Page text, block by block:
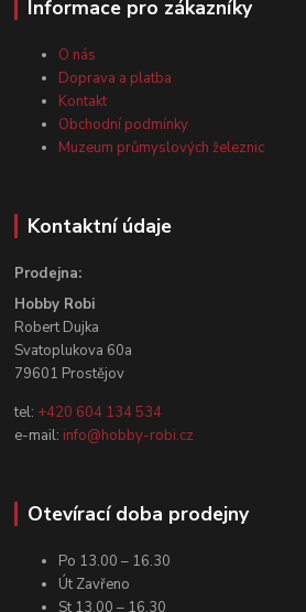
Informace pro zákazníky
O nás
Doprava a platba
Kontakt
Obchodní podmínky
Muzeum průmyslových železnic
Kontaktní údaje
Prodejna:
Hobby Robi
Robert Dujka
Svatoplukova 60a
79601 Prostějov
tel: +420 604 134 534
e-mail: info@hobby-robi.cz
Otevírací doba prodejny
Po 13.00 – 16.30
Út Zavřeno
St 13.00 – 16.30